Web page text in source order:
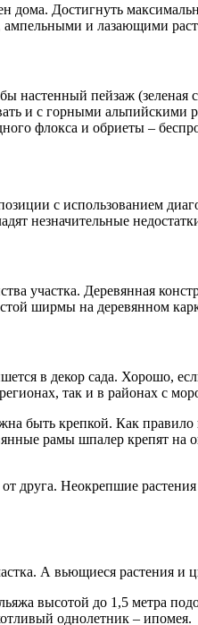
дома. Достигнуть
ампельными и лазающими
пейзаж (зеленая
и с горными альпийскими
флокса и обриеты –
с использованием
незначительные
участка. Деревянная
ширмы на деревянном
в декор сада. Хорошо,
так и в районах с
быть крепкой. Как
рамы шпалер крепят на
друга. Неокрепшие
А вьющиеся растения и
высотой до 1,5 метра
однолетник – ипомея.